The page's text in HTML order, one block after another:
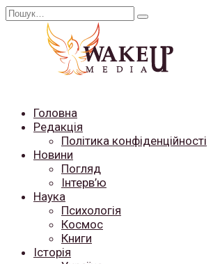
Перейти
Search
Головна
Редакція
Політика конфіденційності
Новини
Погляд
Інтерв’ю
Наука
Психологія
Космос
Книги
Історія